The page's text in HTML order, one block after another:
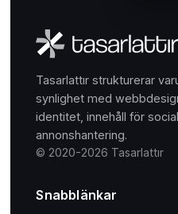
Tasarlattır strukturerar
synlighet med
identitet, innehåll för
annonshantering.
© 2020-2026 Tasarlattır
Snabblänkar